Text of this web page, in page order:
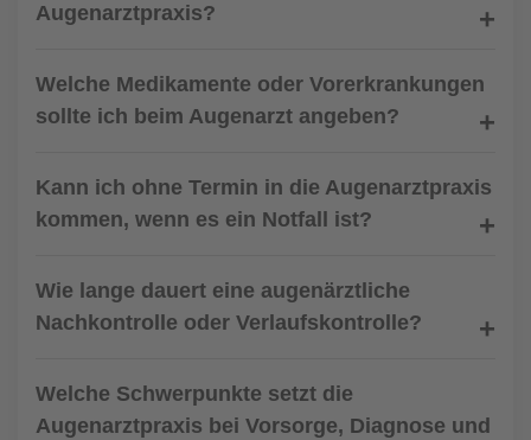
Augenarztpraxis?
Welche Medikamente oder Vorerkrankungen
sollte ich beim Augenarzt angeben?
Kann ich ohne Termin in die Augenarztpraxis
kommen, wenn es ein Notfall ist?
Wie lange dauert eine augenärztliche
Nachkontrolle oder Verlaufskontrolle?
Welche Schwerpunkte setzt die
Augenarztpraxis bei Vorsorge, Diagnose und